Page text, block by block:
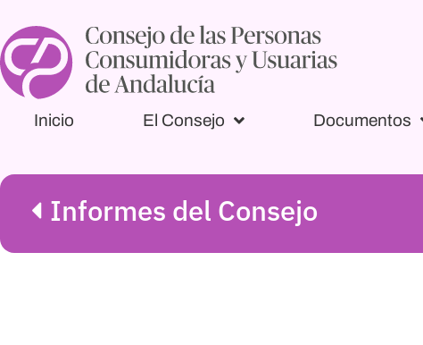
Inicio El Consejo Documentos
Informes del Consejo